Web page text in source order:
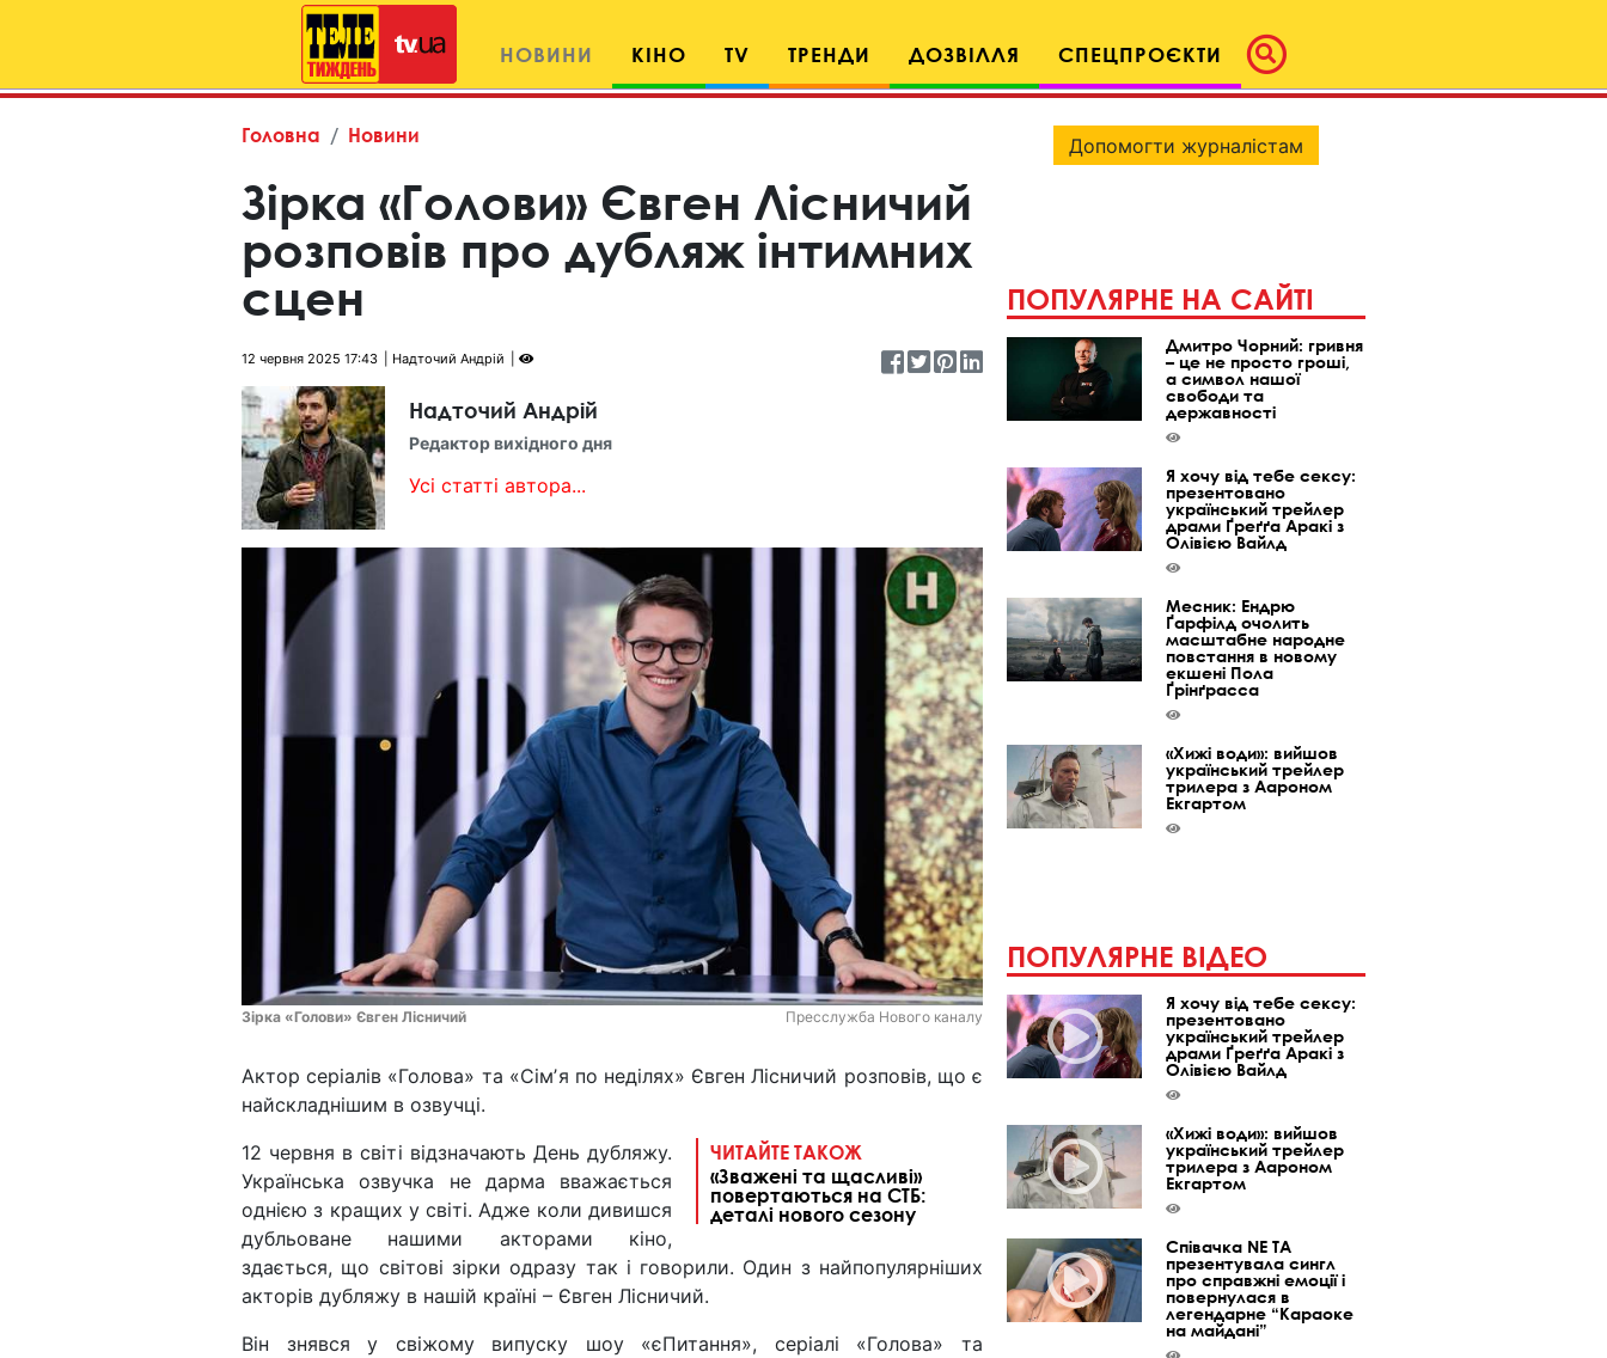
НОВИНИ КІНО TV ТРЕНДИ ДОЗВІЛЛЯ СПЕЦПРОЄКТИ
Головна Новини
Зірка «Голови» Євген Лісничий
розповів про дубляж інтимних
сцен
12 червня 2025 17:43 Надточий Андрій
Надточий Андрій
Редактор вихідного дня
Усі статті автора...
Зірка «Голови» Євген Лісничий Пресслужба Нового каналу
Актор серіалів «Голова» та «Сімʼя по неділях» Євген Лісничий розповів, що є
найскладнішим в озвучці.
ЧИТАЙТЕ ТАКОЖ
«Зважені та щасливі»
повертаються на СТБ:
деталі нового сезону
12 червня в світі відзначають День дубляжу.
Українська озвучка не дарма вважається
однією з кращих у світі. Адже коли дивишся
дубльоване нашими акторами кіно,
здається, що світові зірки одразу так і говорили. Один з найпопулярніших
акторів дубляжу в нашій країні – Євген Лісничий.
Він знявся у свіжому випуску шоу «єПитання», серіалі «Голова» та
Допомогти журналістам
ПОПУЛЯРНЕ НА САЙТІ
Дмитро Чорний: гривня
– це не просто гроші,
а символ нашої
свободи та
державності
Я хочу від тебе сексу:
презентовано
український трейлер
драми Ґреґґа Аракі з
Олівією Вайлд
Месник: Ендрю
Ґарфілд очолить
масштабне народне
повстання в новому
екшені Пола
Ґрінґрасса
«Хижі води»: вийшов
український трейлер
трилера з Аароном
Екгартом
ПОПУЛЯРНЕ ВІДЕО
Я хочу від тебе сексу:
презентовано
український трейлер
драми Ґреґґа Аракі з
Олівією Вайлд
«Хижі води»: вийшов
український трейлер
трилера з Аароном
Екгартом
Співачка NE TA
презентувала сингл
про справжні емоції і
повернулася в
легендарне “Караоке
на майдані”